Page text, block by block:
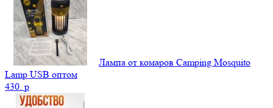
Лампа от комаров Camping Mosquito
Lamp USB оптом
430. p